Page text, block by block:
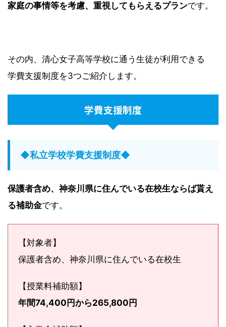
家庭の事情等を考慮、重視してもらえるプランです。
その内、清心女子高等学校に通う生徒が利用できる
学費支援制度を3つご紹介します。
学費支援制度
◆私立学校学費支援制度◆
保護者含め、神奈川県に住んでいる在校生ならば貰え
る補助金です。
【対象者】
保護者含め、神奈川県に住んでいる在校生
【授業料補助額】
年間74,400円から265,800円